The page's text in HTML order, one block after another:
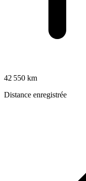
42 550 km
Distance enregistrée